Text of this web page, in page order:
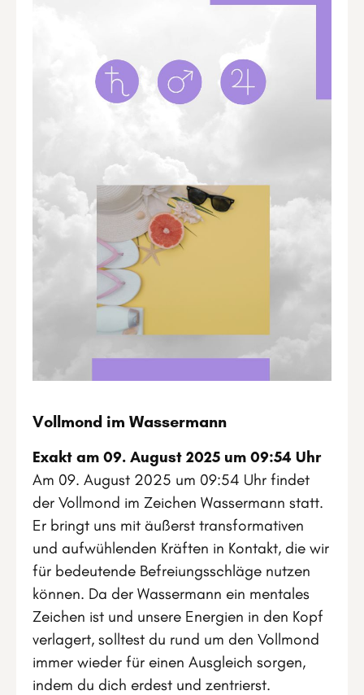
Vollmond im Wassermann
Exakt am 09. August 2025 um 09:54 Uhr
Am 09. August 2025 um 09:54 Uhr findet
der Vollmond im Zeichen Wassermann statt.
Er bringt uns mit äußerst transformativen
und aufwühlenden Kräften in Kontakt, die wir
für bedeutende Befreiungsschläge nutzen
können. Da der Wassermann ein mentales
Zeichen ist und unsere Energien in den Kopf
verlagert, solltest du rund um den Vollmond
immer wieder für einen Ausgleich sorgen,
indem du dich erdest und zentrierst.